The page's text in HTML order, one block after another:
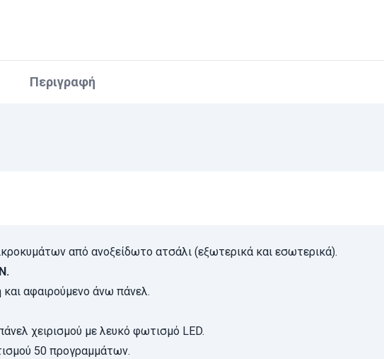
Περιγραφή
από ανοξείδωτο ατσάλι (εξωτερικά και εσωτερικά).
αφαιρούμενο άνω πάνελ.
χειρισμού με λευκό φωτισμό LED.
50 προγραμμάτων.